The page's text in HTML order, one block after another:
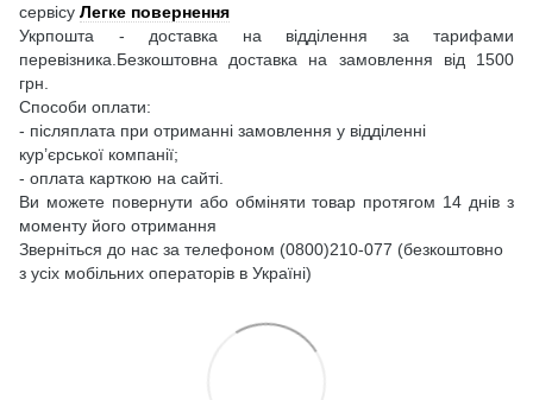
сервісу Легке повернення
Укрпошта - доставка на відділення за тарифами
перевізника.Безкоштовна доставка на замовлення від 1500
грн.
Способи оплати:
- післяплата при отриманні замовлення у відділенні
кур’єрської компанії;
- оплата карткою на сайті.
Ви можете повернути або обміняти товар протягом 14 днів з
моменту його отримання
Зверніться до нас за телефоном (0800)210-077 (безкоштовно
з усіх мобільних операторів в Україні)